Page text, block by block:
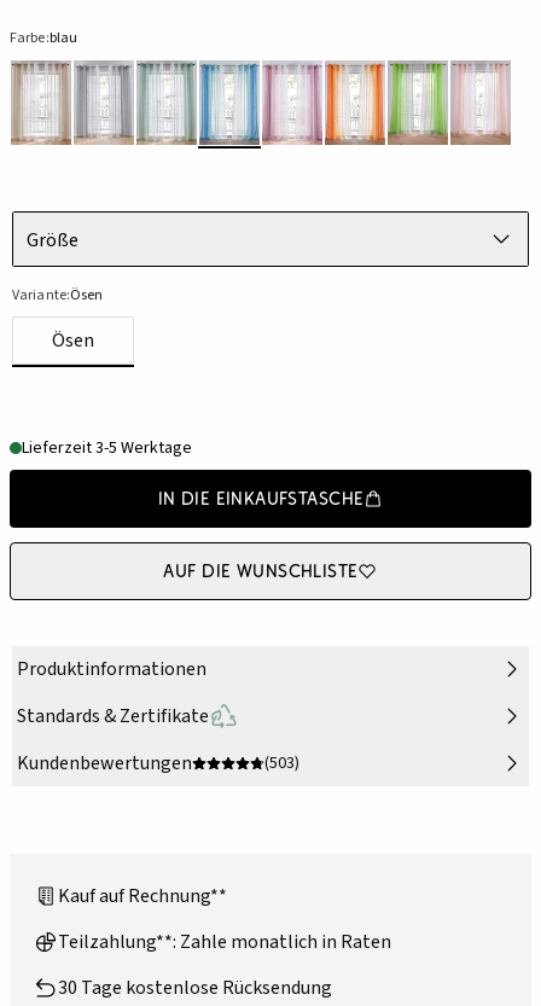
Farbe:blau
Größe
Variante:Ösen
Ösen
Lieferzeit 3-5 Werktage
In die Einkaufstasche
Auf die Wunschliste
Produktinformationen
Standards & Zertifikate
Kundenbewertungen
(503)
Kauf auf Rechnung**
Teilzahlung**: Zahle monatlich in Raten
30 Tage kostenlose Rücksendung